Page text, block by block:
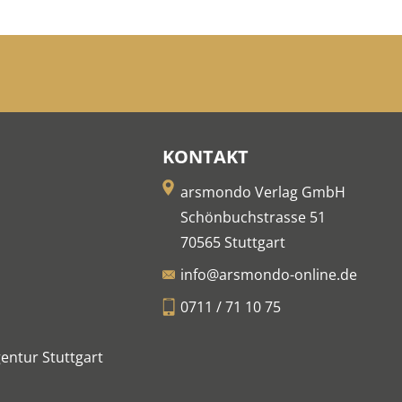
KONTAKT
arsmondo Verlag GmbH
Schönbuchstrasse 51
70565 Stuttgart
info@arsmondo-online.de
0711 / 71 10 75
Stuttgart